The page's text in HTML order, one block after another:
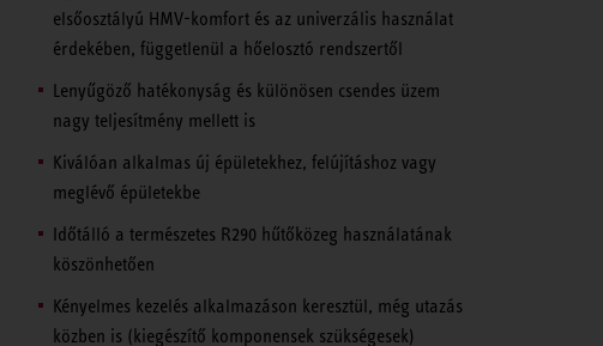
elsőosztályú HMV-komfort és az univerzális használat
érdekében, függetlenül a hőelosztó rendszertől
Lenyűgöző hatékonyság és különösen csendes üzem
nagy teljesítmény mellett is
Kiválóan alkalmas új épületekhez, felújításhoz vagy
meglévő épületekbe
Időtálló a természetes R290 hűtőközeg használatának
köszönhetően
Kényelmes kezelés alkalmazáson keresztül, még utazás
közben is (kiegészítő komponensek szükségesek)